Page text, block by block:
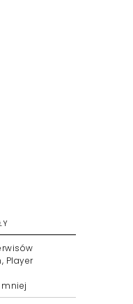
Player